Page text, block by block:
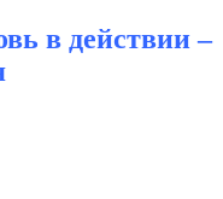
в действии –